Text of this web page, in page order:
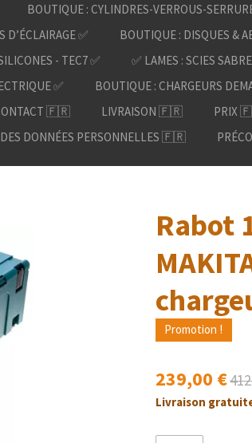
BOUTIQUE : CYLINDRES-VERROUS-
✅ BOUTIQUE : DISQUES &
- TEC7 ✅
✅ LAMES : SCIES
✅ BOUTIQUE : CHARGEURS
🇫🇷 LIVRAISON 🇫🇷 PRIX
DONNÉES PERSONNELLES 🇫🇷
Rabot
Promotion !
239,00 €
Livraison